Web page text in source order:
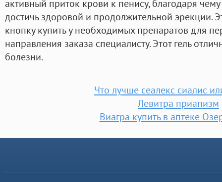
активный приток крови к пенису, благодаря
достичь здоровой и продолжительной эрекции.
кнопку купить у необходимых препаратов для
направления заказа специалисту. Этот гель
болезни.
Что лучше сеалекс сиалис
Левитра приапизм
Виагра купить в аптеке